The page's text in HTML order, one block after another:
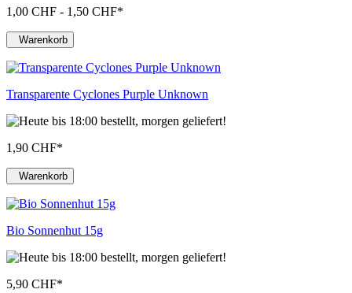
1,00 CHF - 1,50 CHF*
Warenkorb
Transparente Cyclones Purple Unknown
1,90 CHF*
Warenkorb
Bio Sonnenhut 15g
5,90 CHF*